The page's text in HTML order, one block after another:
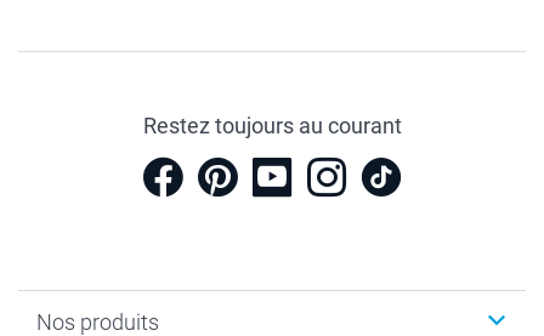
Restez toujours au courant
Nos produits